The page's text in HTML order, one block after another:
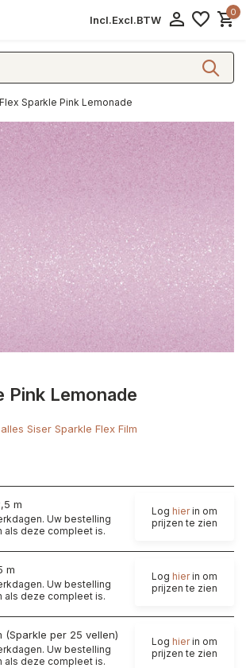
Incl.Excl.BTW
0
Flex Sparkle Pink Lemonade
Pink Lemonade
Siser Sparkle Flex Film
m
Uw bestelling
als deze compleet is.
Log hierin om
prijzen te zien
m
Uw bestelling
als deze compleet is.
Log hierin om
prijzen te zien
(Sparkle per 25 vellen)
Uw bestelling
als deze compleet is.
Log hierin om
prijzen te zien